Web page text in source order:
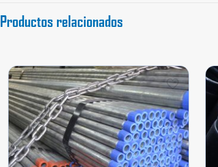
Productos relacionados